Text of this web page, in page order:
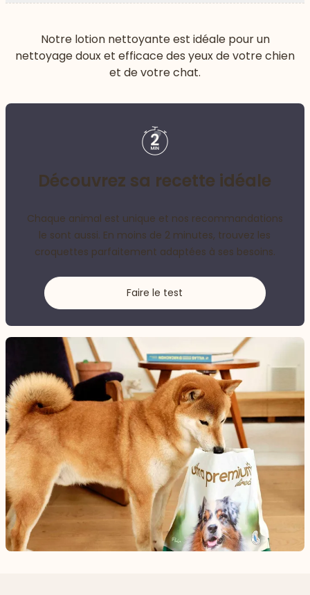
Notre lotion nettoyante est idéale pour un
nettoyage doux et efficace des yeux de votre chien
et de votre chat.
Découvrez sa recette idéale
Chaque animal est unique et nos recommandations
le sont aussi. En moins de 2 minutes, trouvez les
croquettes parfaitement adaptées à ses besoins.
Faire le test